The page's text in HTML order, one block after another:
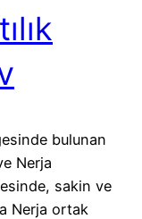
bulunan
Nerja
sakin ve
Nerja ortak